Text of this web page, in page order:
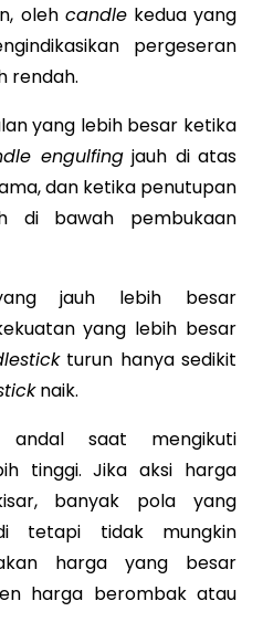
oleh candlekedua yang
pergeseran
rendah.
yang lebih besar ketika
engulfingjauh di atas
dan ketika penutupan
di bawah pembukaan
jauh lebih besar
yang lebih besar
turun hanya sedikit
naik.
saat mengikuti
tinggi. Jika aksi harga
banyak pola yang
tetapi tidak mungkin
harga yang besar
harga berombak atau